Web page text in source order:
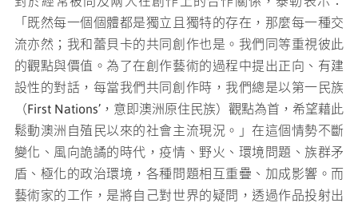
「既然每一個個體都是獨立且獨特的存在，那麼每一種交
流亦然；我和蕾貝卡的共同創作也是。我們同等重視彼此
的觀點與價值。為了在創作藝術的過程中提出正向、有建
設性的對話，每當我們共同創作時，我們總是以第一民族
（First Nations’，意即澳洲原住民族）觀點為首，希望藉此
鬆動澳洲自殖民以來的社會主流現況。」在這個情勢不斷
變化、風向詭譎的時代，疫情、野火、環境問題、族群矛
盾、極化的政治環境，各種問題相互重疊、加成影響。而
藝術家的工作，是將自己對世界的疑問，透過作品投射出